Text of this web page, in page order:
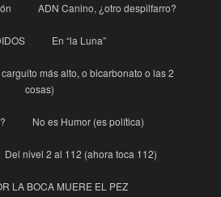
ADN Canino, ¿otro despilfarro?
En “la Luna”
más alto, o bicarbonato o las 2
cosas)
No es Humor (es política)
Del nivel 2 al 112 (ahora toca 112)
LA BOCA MUERE EL PEZ